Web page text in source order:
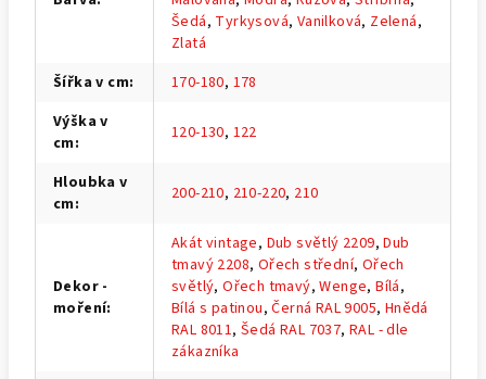
Šedá, Tyrkysová, Vanilková, Zelená,
Zlatá
Šířka v cm: 170-180, 178
Výška v
cm: 120-130, 122
Hloubka v
cm: 200-210, 210-220, 210
Dekor -
moření:
Akát vintage, Dub světlý 2209,Dub
tmavý 2208, Ořech střední, Ořech
světlý,Ořech tmavý,Wenge,Bílá,
Bílá s patinou,Černá RAL 9005, Hnědá
RAL 8011,Šedá RAL 7037,RAL - dle
zákazníka